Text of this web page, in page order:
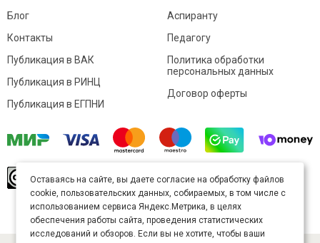
Блог
Контакты
Аспиранту
Педагогу
Публикация в ВАК
Публикация в РИНЦ
Публикация в ЕГПНИ
Политика обработки
персональных данных
Договор оферты
произведение доступно полицензии Creative
Commons «Attribution» («Атрибуция») 4.0
Непортированная.
Карта сайта
Оставаясь на сайте, вы даете согласие на обработку файлов
cookie, пользовательских данных, собираемых, в том числе с
использованием сервиса Яндекс.Метрика, в целях
обеспечения работы сайта, проведения статистических
исследований и обзоров. Если вы не хотите, чтобы ваши